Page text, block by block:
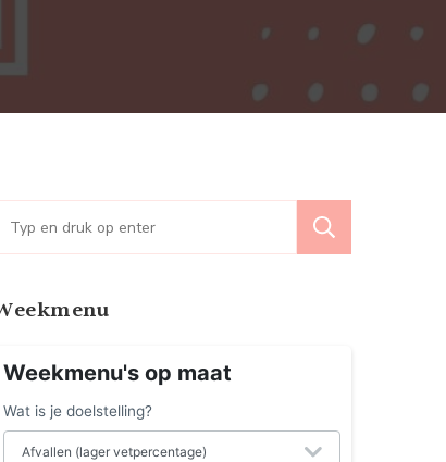
Zoeken
Weekmenu's op maat
Wat is je doelstelling?